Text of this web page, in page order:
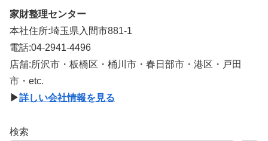
家財整理センター
本社住所:埼玉県入間市881-1
電話:04-2941-4496
店舗:所沢市・板橋区・桶川市・春日部市・港区・戸田
市・etc.
▶詳しい会社情報を見る
検索